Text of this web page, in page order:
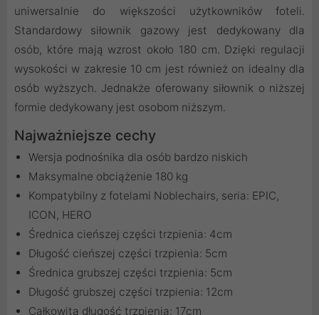
uniwersalnie do większości użytkowników foteli.
Standardowy siłownik gazowy jest dedykowany dla
osób, które mają wzrost około 180 cm. Dzięki regulacji
wysokości w zakresie 10 cm jest również on idealny dla
osób wyższych. Jednakże oferowany siłownik o niższej
formie dedykowany jest osobom niższym.
Najważniejsze cechy
Wersja podnośnika dla osób bardzo niskich
Maksymalne obciążenie 180 kg
Kompatybilny z fotelami Noblechairs, seria: EPIC,
ICON, HERO
Średnica cieńszej części trzpienia: 4cm
Długość cieńszej części trzpienia: 5cm
Średnica grubszej części trzpienia: 5cm
Długość grubszej części trzpienia: 12cm
Całkowita długość trzpienia: 17cm